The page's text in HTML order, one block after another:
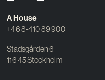
Vision
Kontakt
A House
+46 8-410 89 900
Stadsgården 6
116 45 Stockholm